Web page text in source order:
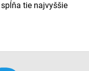
tie najvyššie